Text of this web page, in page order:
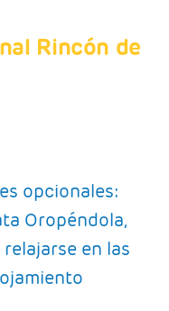
Rincón de
opcionales:
Oropéndola,
en las